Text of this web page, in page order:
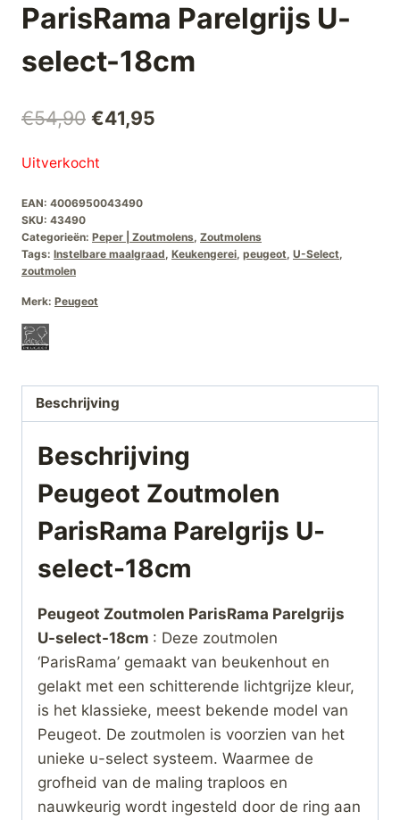
ParisRama Parelgrijs U-
select-18cm
€54,90 Oorspronkelijke
€54,90.
€41,95
Uitverkocht
EAN: 4006950043490
SKU: 43490
Categorieën: Peper | Zoutmolens, Zoutmolens
Tags: Instelbare maalgraad, Keukengerei, peugeot, U-Select,
zoutmolen
Merk: Peugeot
Beschrijving
Beschrijving
Peugeot Zoutmolen
ParisRama Parelgrijs U-
select-18cm
Peugeot Zoutmolen ParisRama Parelgrijs
U-select-18cm : Deze zoutmolen
‘ParisRama’ gemaakt van beukenhout en
gelakt met een schitterende lichtgrijze kleur,
is het klassieke, meest bekende model van
Peugeot. De zoutmolen is voorzien van het
unieke u-select systeem. Waarmee de
grofheid van de maling traploos en
nauwkeurig wordt ingesteld door de ring aan